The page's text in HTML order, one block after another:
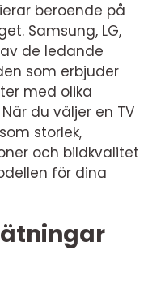
beroende på
Samsung, LG,
de ledande
som erbjuder
med olika
du väljer en TV
storlek,
och bildkvalitet
för dina